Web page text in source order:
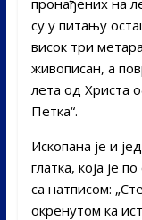
су у питању
висок три
живописан, а
лета од Христа
Петка“.
Ископана је и
глатка, која је
са натписом:
окренутом ка